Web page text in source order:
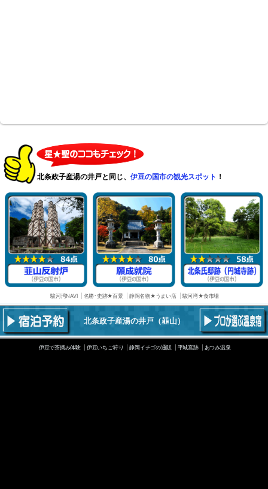
北条政子産湯の井戸と同じ、伊豆の国市の観光スポット ！
駿河湾NAVI 名勝･史跡★百景 静岡名物★うまい店 駿河湾★食市場
北条政子産湯の井戸（韮山）
伊豆で茶摘み体験 伊豆いちご狩り 静岡イチゴの通販 平城宮跡 あつみ温泉